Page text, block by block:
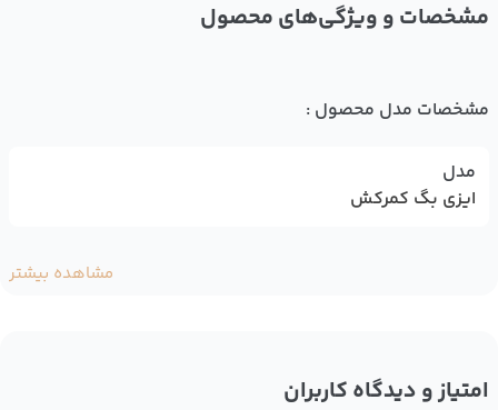
مشخصات و ویژگی‌های محصول
مشخصات مدل محصول :
مدل
ایزی بگ کمرکش
مشاهده بیشتر
امتیاز و دیدگاه کاربران